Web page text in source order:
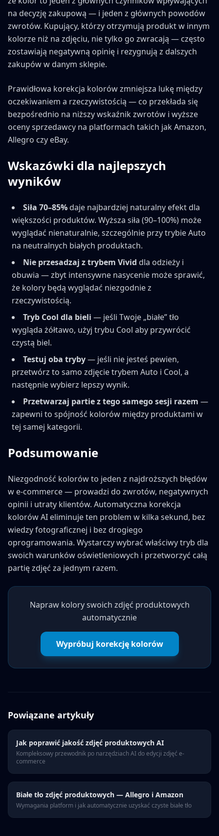
na decyzję zakupową — i jeden z głównych powodów
zwrotów. Kupujący, którzy otrzymują produkt w innym
kolorze niż na zdjęciu, nie tylko go zwracają — często
zostawiają negatywną opinię i rezygnują z dalszych
zakupów w danym sklepie.
Prawidłowa korekcja kolorów zmniejsza lukę między
oczekiwaniem a rzeczywistością — co przekłada się
bezpośrednio na niższy wskaźnik zwrotów i wyższe
oceny sprzedawcy na platformach takich jak Amazon,
Allegro czy eBay.
Wskazówki dla najlepszych
wyników
Siła 70–85% daje najbardziej naturalny efekt dla
większości produktów. Wyższa siła (90–100%) może
wyglądać nienaturalnie, szczególnie przy trybie Auto
na neutralnych białych produktach.
Nie przesadzaj z trybem Vivid dla odzieży i
obuwia — zbyt intensywne nasycenie może sprawić,
że kolory będą wyglądać niezgodnie z
rzeczywistością.
Tryb Cool dla bieli — jeśli Twoje „białe” tło
wygląda żółtawo, użyj trybu Cool aby przywrócić
czystą biel.
Testuj oba tryby— jeśli nie jesteś pewien,
przetwórz to samo zdjęcie trybem Auto i Cool, a
następnie wybierz lepszy wynik.
Przetwarzaj partie z tego samego sesji razem —
zapewni to spójność kolorów między produktami w
tej samej kategorii.
Podsumowanie
Niezgodność kolorów to jeden z najdroższych błędów
w e-commerce — prowadzi do zwrotów, negatywnych
opinii i utraty klientów. Automatyczna korekcja
kolorów AI eliminuje ten problem w kilka sekund, bez
wiedzy fotograficznej i bez drogiego
oprogramowania. Wystarczy wybrać właściwy tryb dla
swoich warunków oświetleniowych i przetworzyć całą
partię zdjęć za jednym razem.
Napraw kolory swoich zdjęć produktowych
automatycznie
Wypróbuj korekcję kolorów
Powiązane artykuły
Jak poprawić jakość zdjęć produktowych AI
Kompleksowy przewodnik po narzędziach AI do edycji zdjęć e-
commerce
Białe tło zdjęć produktowych — Allegro i Amazon
Wymagania platform i jak automatycznie uzyskać czyste białe tło